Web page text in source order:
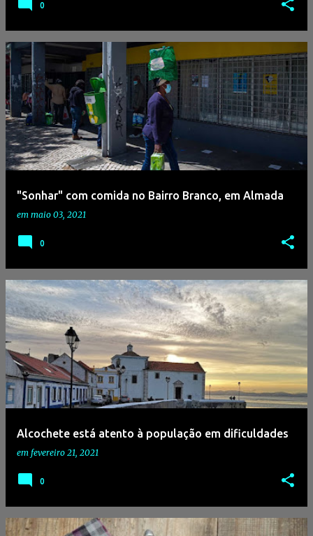
0
"Sonhar" com comida no Bairro Branco, em Almada
em maio 03, 2021
0
Alcochete está atento à população em dificuldades
em fevereiro 21, 2021
0